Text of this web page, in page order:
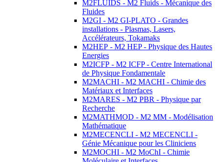
M2FLUIDS - M2 Fluids - Mécanique des
Fluides
M2GI - M2 GI-PLATO - Grandes
installations - Plasmas, Lasers,
Accélérateurs, Tokamaks
M2HEP - M2 HEP - Physique des Hautes
Energies
M2ICFP - M2 ICFP - Centre International
de Physique Fondamentale
M2MACHI - M2 MACHI - Chimie des
Matériaux et Interfaces
M2MARES - M2 PBR - Physique par
Recherche
M2MATHMOD - M2 MM - Modélisation
Mathématique
M2MECENCLI - M2 MECENCLI -
Génie Mécanique pour les Cliniciens
M2MOCHI - M2 MoChI - Chimie